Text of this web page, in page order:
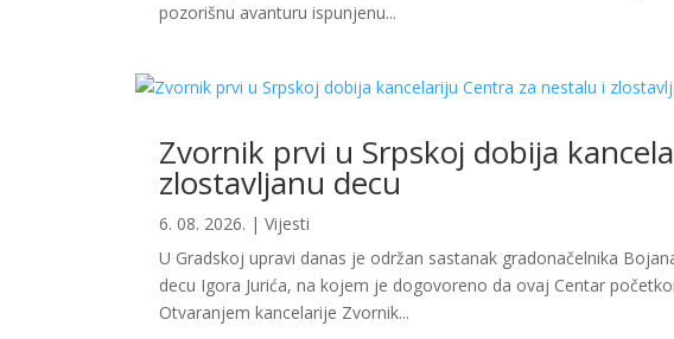
pozorišnu avanturu ispunjenu...
Zvornik prvi u Srpskoj dobija
zlostavljanu decu
6. 08. 2026. |Vijesti
U Gradskoj upravi danas je održan sastanak gradonačelnika
decu Igora Jurića, na kojem je dogovoreno da ovaj Centar
Otvaranjem kancelarije Zvornik...